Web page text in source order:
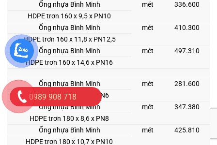
Ống nhựa Bình Minh
mét
336.600
HDPE trơn 160 x 9,5 x PN10
Ống nhựa Bình Minh
mét
410.300
HDPE trơn 160 x 11,8 x PN12,5
Ống nhựa Bình Minh
mét
497.310
HDPE trơn 160 x 14,6 x PN16
Ống nhựa Bình Minh mét
281.600
HDPE trơn 180 x 6,9 x PN6
Ống nhựa Bình Minh
mét
347.380
HDPE trơn 180 x 8,6 x PN8
Ống nhựa Bình Minh
mét
425.810
HDPE trơn 180 x 10,7 x PN10
0989 908 718